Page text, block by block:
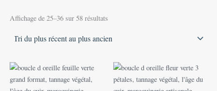
Affichage de 25–36 sur 58 résultats